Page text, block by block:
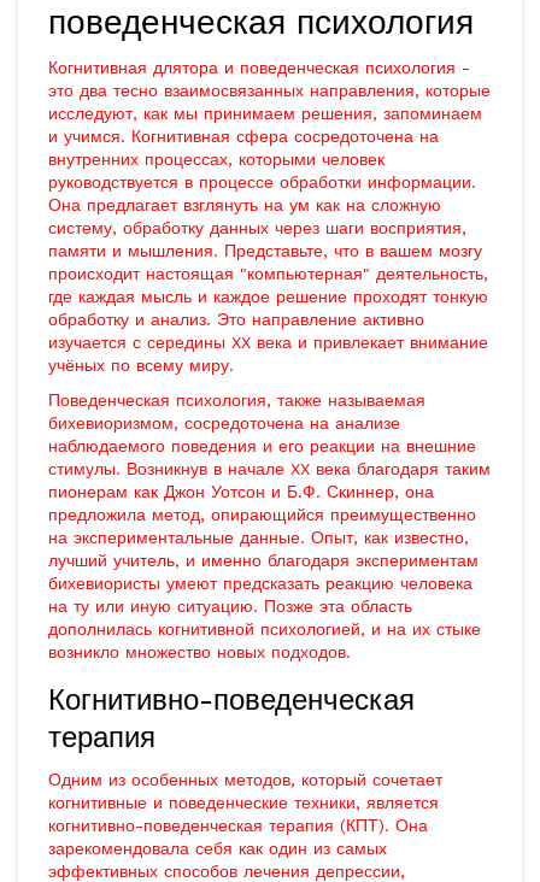
поведенческая психология
Когнитивная длятора и поведенческая психология -
это два тесно взаимосвязанных направления, которые
исследуют, как мы принимаем решения, запоминаем
и учимся. Когнитивная сфера сосредоточена на
внутренних процессах, которыми человек
руководствуется в процессе обработки информации.
Она предлагает взглянуть на ум как на сложную
систему, обработку данных через шаги восприятия,
памяти и мышления. Представьте, что в вашем мозгу
происходит настоящая "компьютерная" деятельность,
где каждая мысль и каждое решение проходят тонкую
обработку и анализ. Это направление активно
изучается с середины XX века и привлекает внимание
учёных по всему миру.
Поведенческая психология, также называемая
бихевиоризмом, сосредоточена на анализе
наблюдаемого поведения и его реакции на внешние
стимулы. Возникнув в начале XX века благодаря таким
пионерам как Джон Уотсон и Б.Ф. Скиннер, она
предложила метод, опирающийся преимущественно
на экспериментальные данные. Опыт, как известно,
лучший учитель, и именно благодаря экспериментам
бихевиористы умеют предсказать реакцию человека
на ту или иную ситуацию. Позже эта область
дополнилась когнитивной психологией, и на их стыке
возникло множество новых подходов.
Когнитивно-поведенческая
терапия
Одним из особенных методов, который сочетает
когнитивные и поведенческие техники, является
когнитивно-поведенческая терапия (КПТ). Она
зарекомендовала себя как один из самых
эффективных способов лечения депрессии,